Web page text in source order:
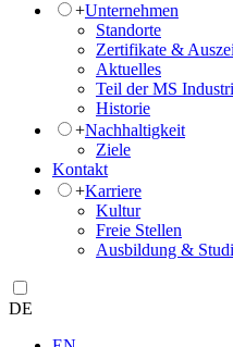
+Unternehmen
Standorte
Zertifikate &
Aktuelles
Teil der MS
Historie
+Nachhaltigkeit
Ziele
Kontakt
+Karriere
Kultur
Freie Stellen
Ausbildung &
DE